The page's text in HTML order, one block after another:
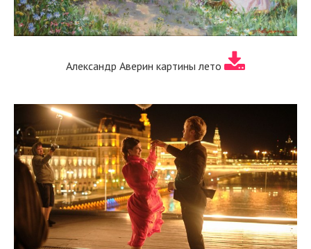
Александр Аверин картины лето